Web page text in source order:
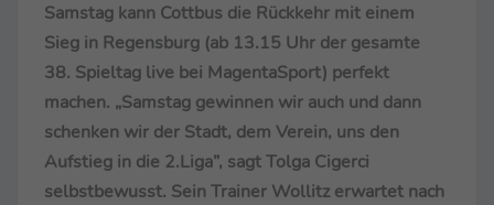
Samstag kann Cottbus die Rückkehr mit einem
Sieg in Regensburg (ab 13.15 Uhr der gesamte
38. Spieltag live bei MagentaSport) perfekt
machen. „Samstag gewinnen wir auch und dann
schenken wir der Stadt, dem Verein, uns den
Aufstieg in die 2.Liga”, sagt Tolga Cigerci
selbstbewusst. Sein Trainer Wollitz erwartet nach